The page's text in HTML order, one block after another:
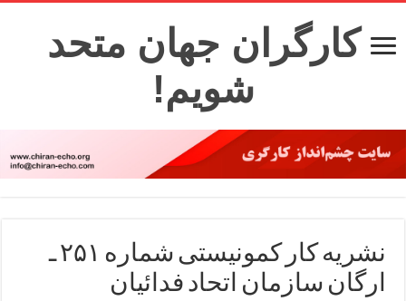
کارگران جهان متحد
شویم!
نشریه کار کمونیستی شماره ۲۵۱ ـ
ارگان سازمان اتحاد فدائیان